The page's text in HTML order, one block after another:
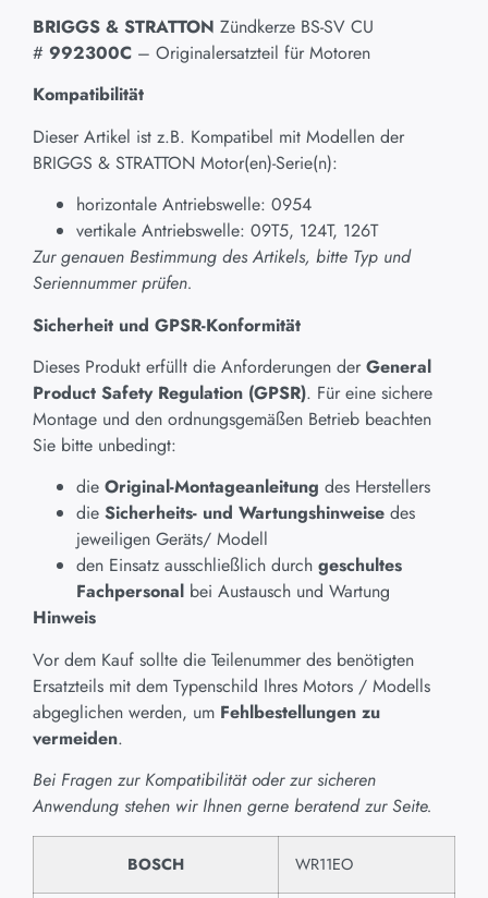
BRIGGS & STRATTON Zündkerze BS-SV CU
# 992300C – Originalersatzteil für Motoren
Kompatibilität
Dieser Artikel ist z.B. Kompatibel mit Modellen der
BRIGGS & STRATTON Motor(en)-Serie(n):
horizontale Antriebswelle: 0954
vertikale Antriebswelle: 09T5, 124T, 126T
Zur genauen Bestimmung des Artikels, bitte Typ und
Seriennummer prüfen.
Sicherheit und GPSR-Konformität
Dieses Produkt erfüllt die Anforderungen der General
Product Safety Regulation (GPSR). Für eine sichere
Montage und den ordnungsgemäßen Betrieb beachten
Sie bitte unbedingt:
die Original-Montageanleitung des Herstellers
die Sicherheits- und Wartungshinweise des
jeweiligen Geräts/ Modell
den Einsatz ausschließlich durch geschultes
Fachpersonal bei Austausch und Wartung
Hinweis
Vor dem Kauf sollte die Teilenummer des benötigten
Ersatzteils mit dem Typenschild Ihres Motors / Modells
abgeglichen werden, um Fehlbestellungen zu
vermeiden.
Bei Fragen zur Kompatibilität oder zur sicheren
Anwendung stehen wir Ihnen gerne beratend zur Seite.
BOSCH WR11EO